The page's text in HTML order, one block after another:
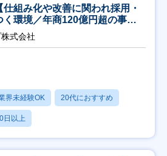
組み化や改善に関われ採用・
環境／年商120億円超の事業
式会社
界未経験OK 20代におすすめ
日以上